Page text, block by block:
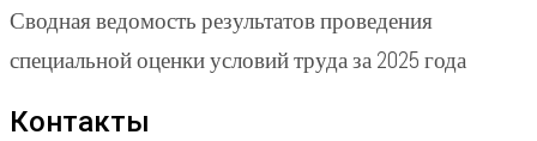
Сводная ведомость результатов проведения
специальной оценки условий труда за 2025 года
Контакты